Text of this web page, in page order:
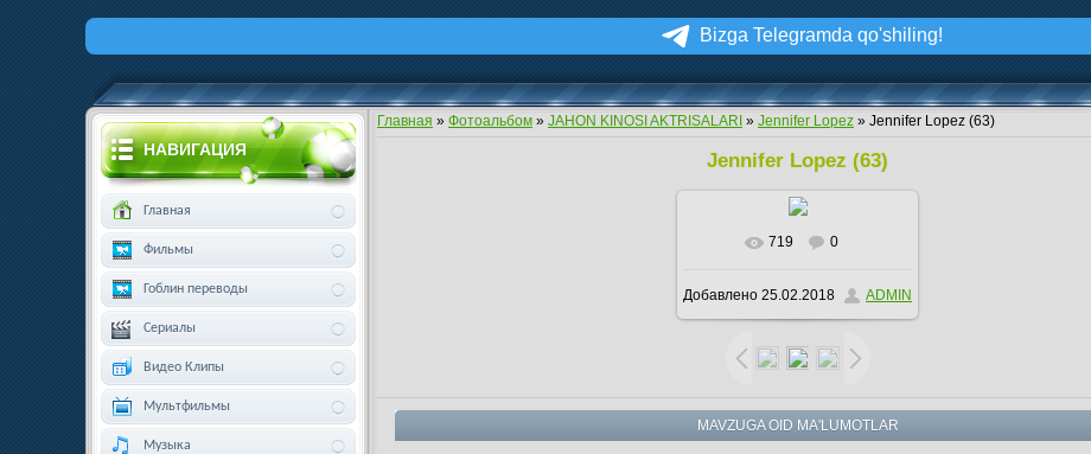
Bizga Telegramda qo'shiling!
Главная » Фотоальбом » JAHON KINOSI AKTRISALARI » Jennifer Lopez » Jennifer Lopez (63)
Jennifer Lopez (63)
719 0
Добавлено 25.02.2018 ADMIN
MAVZUGA OID MA'LUMOTLAR
НАВИГАЦИЯ
Главная
Фильмы
Гоблин переводы
Сериалы
Видео Клипы
Мультфильмы
Музыка